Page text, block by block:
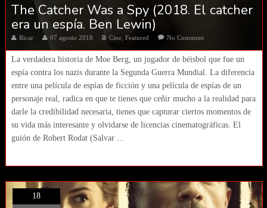
The Catcher Was a Spy (2018. El catcher
era un espía. Ben Lewin)
Ricar 07 agosto 2018 Cine, Featured No Comment
La verdadera historia de Moe Berg, un jugador de béisbol que fue un
espía contra los nazis durante la Segunda Guerra Mundial. La diferencia
entre una película de espías de ficción y una película de espías de un
personaje real, radica en que te tienes que ceñir mucho a la realidad para
darle la credibilidad necesaria, tienes que capturar ciertos momentos de
su vida más interesante y olvidarse de licencias cinematográficas. El
guión de Robert Rodat (Salvar ...
18